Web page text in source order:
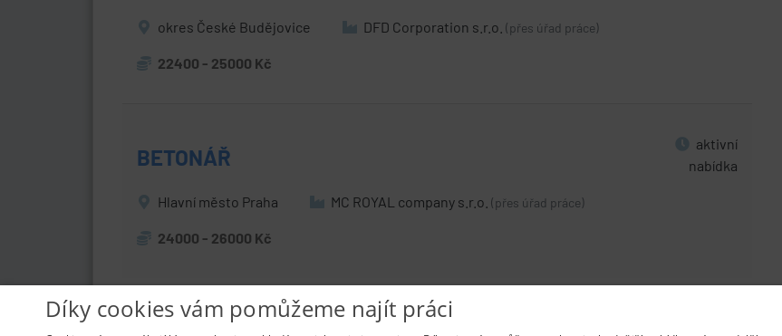
okres České Budějovice DFD Corporation s.r.o. (přes úřad práce)
22400 - 25000 Kč
BETONÁŘ
aktivní
nabídka
Hlavní město Praha MC ROYAL company s.r.o. (přes úřad práce)
24000 - 26000 Kč
Díky cookies vám pomůžeme najít práci